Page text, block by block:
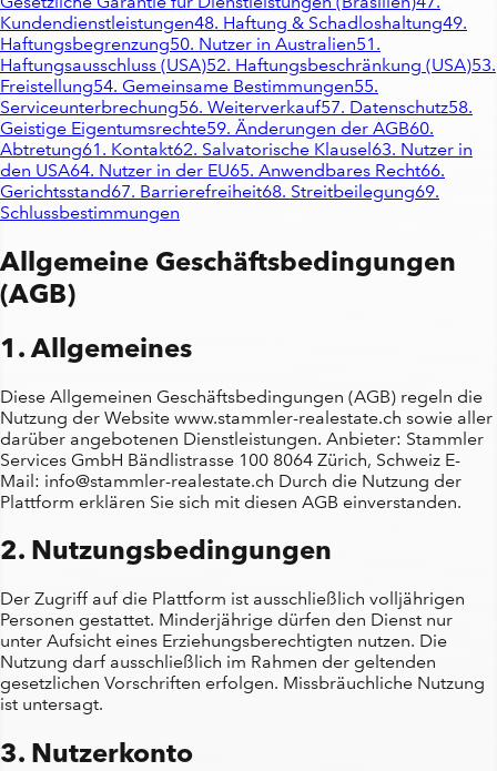
Kundendienstleistungen48. Haftung & Schadloshaltung49.
Haftungsbegrenzung50. Nutzer in Australien51.
Haftungsausschluss (USA)52. Haftungsbeschränkung (USA)53.
Freistellung54. Gemeinsame Bestimmungen55.
Serviceunterbrechung56. Weiterverkauf57. Datenschutz58.
Geistige Eigentumsrechte59. Änderungen der AGB60.
Abtretung61. Kontakt62. Salvatorische Klausel63. Nutzer in
den USA64. Nutzer in der EU65. Anwendbares Recht66.
Gerichtsstand67. Barrierefreiheit68. Streitbeilegung69.
Schlussbestimmungen
Allgemeine Geschäftsbedingungen
(AGB)
1. Allgemeines
Diese Allgemeinen Geschäftsbedingungen (AGB) regeln die
Nutzung der Website www.stammler-realestate.ch sowie aller
darüber angebotenen Dienstleistungen. Anbieter: Stammler
Services GmbH Bändlistrasse 100 8064 Zürich, Schweiz E-
Mail: info@stammler-realestate.ch Durch die Nutzung der
Plattform erklären Sie sich mit diesen AGB einverstanden.
2. Nutzungsbedingungen
Der Zugriff auf die Plattform ist ausschließlich volljährigen
Personen gestattet. Minderjährige dürfen den Dienst nur
unter Aufsicht eines Erziehungsberechtigten nutzen. Die
Nutzung darf ausschließlich im Rahmen der geltenden
gesetzlichen Vorschriften erfolgen. Missbräuchliche Nutzung
ist untersagt.
3. Nutzerkonto